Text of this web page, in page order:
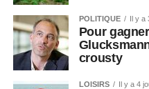
POLITIQUE Il y a
Pour
crousty
LOISIRS Il y a 4